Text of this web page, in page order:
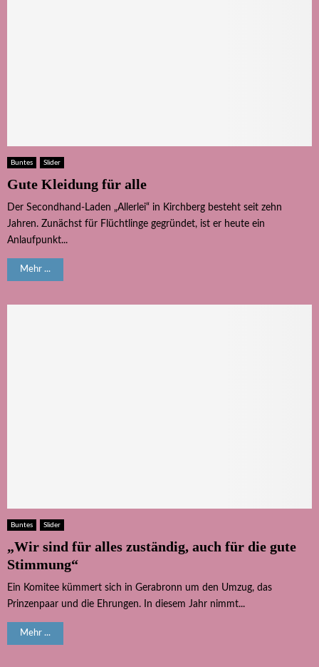
Buntes Slider
Gute Kleidung für alle
Der Secondhand-Laden „Allerlei“ in Kirchberg besteht seit zehn
Jahren. Zunächst für Flüchtlinge gegründet, ist er heute ein
Anlaufpunkt...
Mehr ...
Buntes Slider
„Wir sind für alles zuständig, auch für die gute
Stimmung“
Ein Komitee kümmert sich in Gerabronn um den Umzug, das
Prinzenpaar und die Ehrungen. In diesem Jahr nimmt...
Mehr ...